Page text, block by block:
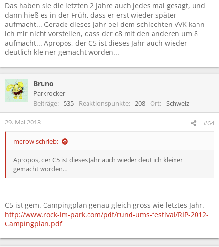
Das haben sie die letzten 2 Jahre auch jedes mal gesagt, und
dann hieß es in der Früh, dass er erst wieder später
aufmacht... Gerade dieses Jahr bei dem schlechten VVK kann
ich mir nicht vorstellen, dass der c8 mit den anderen um 8
aufmacht... Apropos, der C5 ist dieses Jahr auch wieder
deutlich kleiner gemacht worden...
Bruno
Parkrocker
Beiträge
535 Reaktionspunkte 208 Ort Schweiz
29. Mai 2013 #64
morow schrieb:
Apropos, der C5 ist dieses Jahr auch wieder deutlich kleiner
gemacht worden...
C5 ist gem. Campingplan genau gleich gross wie letztes Jahr.
http://www.rock-im-park.com/pdf/rund-ums-festival/RIP-2012-
Campingplan.pdf